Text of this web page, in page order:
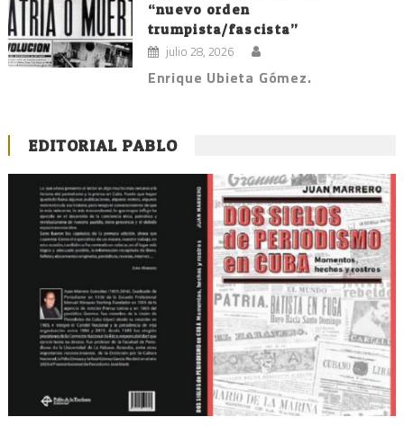
“nuevo orden
trumpista/fascista”
julio 28, 2026
Enrique Ubieta Gómez.
EDITORIAL PABLO